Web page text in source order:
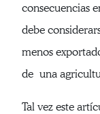
consecuencias
debe
menos
de una
Tal vez este